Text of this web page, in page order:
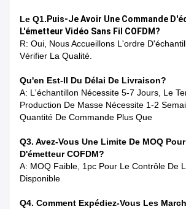
Le Q1. Puis-Je Avoir Une Commande
L'émetteur Vidéo Sans Fil COFDM?
R: Oui, Nous Accueillons L'ordre
Vérifier La Qualité.
Qu'en Est-Il Du Délai De Livraison?
A: L'échantillon Nécessite 5-7 Jours, Le
Production De Masse Nécessite 1-2
Quantité De Commande Plus Que
Q3. Avez-Vous Une Limite De MOQ
D'émetteur COFDM?
A: MOQ Faible, 1pc Pour Le Contrôle De
Disponible
Q4. Comment Expédiez-Vous Les